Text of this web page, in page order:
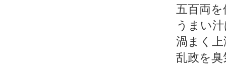
五百両を
うまい汁
渦まく上
乱政を臭